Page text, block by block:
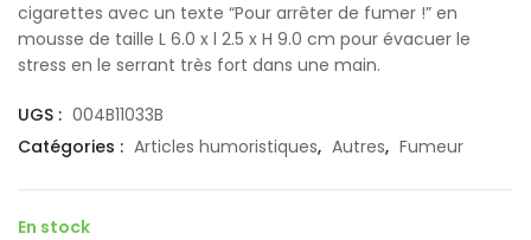
cigarettes avec un texte “Pour arrêter de fumer !” en
mousse de taille L 6.0 x l 2.5 x H 9.0 cm pour évacuer le
stress en le serrant très fort dans une main.
UGS : 004B11033B
Catégories : Articles humoristiques, Autres, Fumeur
En stock